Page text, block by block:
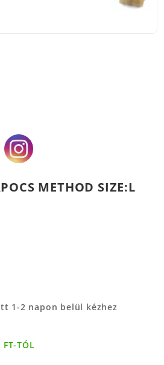
METHOD SIZE:L
1-2 napon belül kézhez
FT-TÓL